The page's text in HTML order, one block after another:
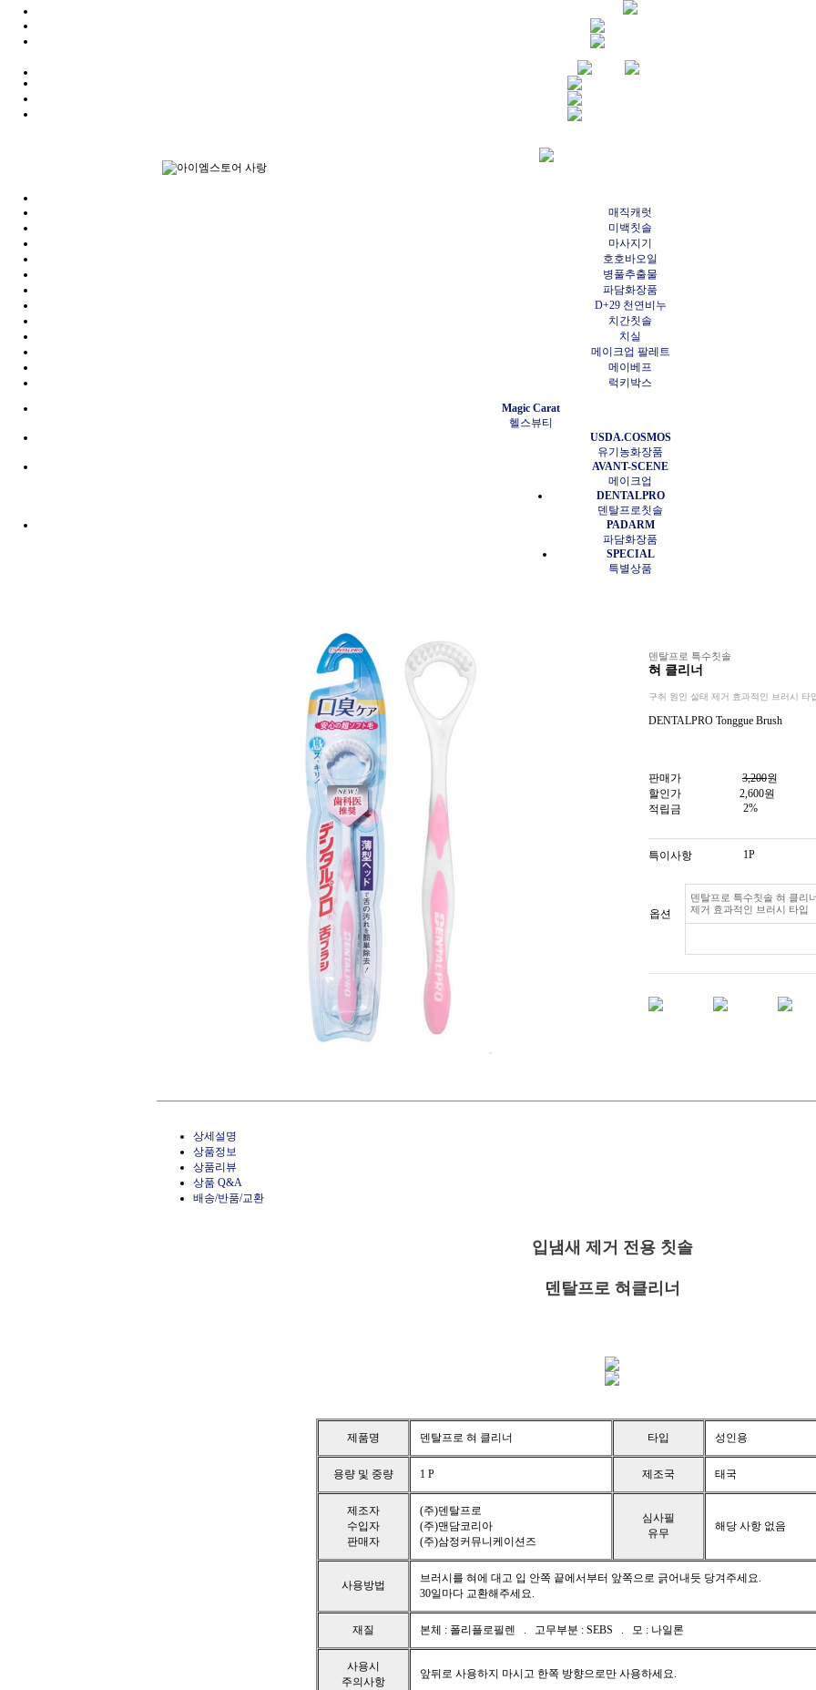
매직캐럿
미백칫솔
마사지기
호호바오일
병풀추출물
파담화장품
D+29 천연비누
치간칫솔
치실
메이크업 팔레트
메이베프
럭키박스
Magic Carat
헬스뷰티
USDA.COSMOS
유기농화장품
AVANT-SCENE
메이크업
DENTALPRO
덴탈프로칫솔
PADARM
파담화장품
SPECIAL
특별상품
덴탈프로 특수칫솔
혀 클리너
구취 원인 설태 제거 효과적인 브러시 타
DENTALPRO Tonggue Brush
판매가 3,200원
할인가
2,600원
적립금
2%
특이사항 1P
옵션
덴탈프로 특수칫솔 혀 클리
제거 효과적인 브러시 타입
상세설명
상품정보
상품리뷰
상품 Q&A
배송/반품/교환
입냄새 제거 전용 칫솔
덴탈프로 혀클리너
제품명 덴탈프로 혀 클리너 타입 성인용
용량 및 중량 1 P 제조국 태국
제조자
수입자
판매자
(주)덴탈프로
(주)맨담코리아
(주)삼정커뮤니케이션즈
심사필
유무
해당 사항 없음
사용방법
브러시를 혀에 대고 입 안쪽 끝에서부터 앞쪽으로 긁어내듯 당겨주세요.
30일마다 교환해주세요.
재질 본체 : 폴리플로필렌 . 고무부분 : SEBS . 모 : 나일론
사용시
주의사항
앞뒤로 사용하지 마시고 한쪽 방향으로만 사용하세요.